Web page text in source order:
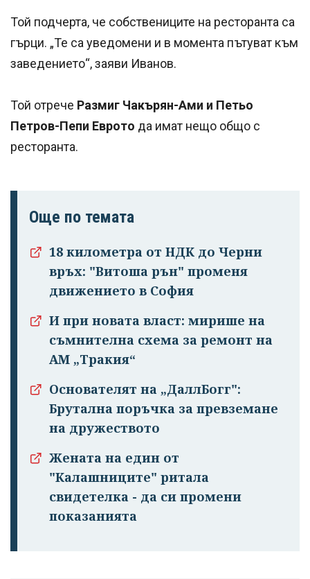
Той подчерта, че собствениците на ресторанта са
гърци. „Те са уведомени и в момента пътуват към
заведението“, заяви Иванов.
Той отрече Размиг Чакърян-Ами и Петьо
Петров-Пепи Еврото да имат нещо общо с
ресторанта.
Още по темата
18 километра от НДК до Черни
връх: "Витоша рън" променя
движението в София
И при новата власт: мирише на
съмнителна схема за ремонт на
АМ „Тракия“
Основателят на „ДаллБогг":
Брутална поръчка за превземане
на дружеството
Жената на един от
"Калашниците" ритала
свидетелка - да си промени
показанията